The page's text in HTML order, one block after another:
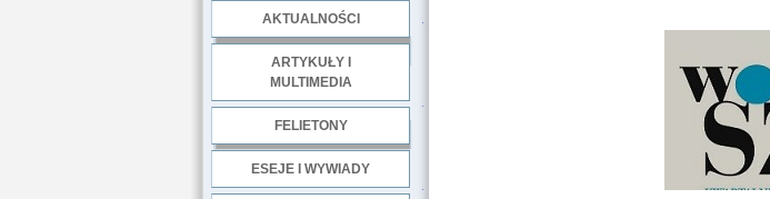
AKTUALNOŚCI
ARTYKUŁY I
MULTIMEDIA
FELIETONY
ESEJE I WYWIADY